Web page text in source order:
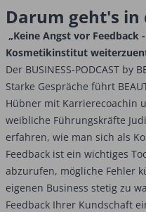
Darum geht's in
„Keine Angst vor
Kosmetikinstitut
Der BUSINESS-PODCAST by
Starke Gespräche führt
Hübner mit Karrierecoachin
weibliche Führungskräfte
erfahren, wie man sich als
Feedback ist ein wichtiges
abzurufen, mögliche Fehler
eigenen Business stetig zu
Feedback Ihrer Kundschaft